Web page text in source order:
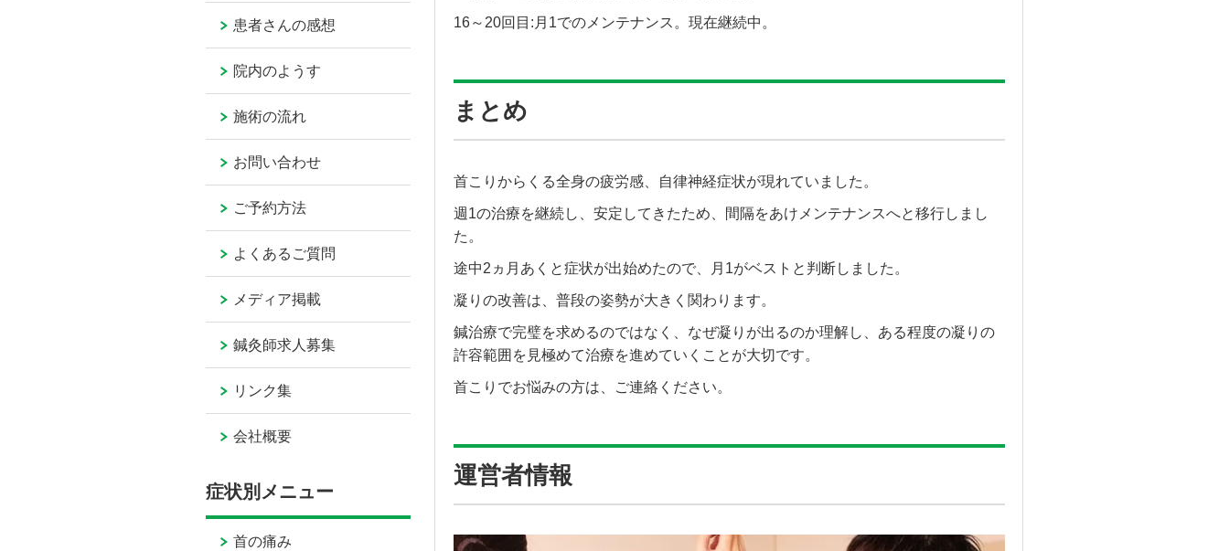
16～20回目:月1でのメンテナンス。現在継続中。
まとめ
首こりからくる全身の疲労感、自律神経症状が現れていました。
週1の治療を継続し、安定してきたため、間隔をあけメンテナンスへと移行しまし
た。
途中2ヵ月あくと症状が出始めたので、月1がベストと判断しました。
凝りの改善は、普段の姿勢が大きく関わります。
鍼治療で完璧を求めるのではなく、なぜ凝りが出るのか理解し、ある程度の凝りの
許容範囲を見極めて治療を進めていくことが大切です。
首こりでお悩みの方は、ご連絡ください。
運営者情報
患者さんの感想
院内のようす
施術の流れ
お問い合わせ
ご予約方法
よくあるご質問
メディア掲載
鍼灸師求人募集
リンク集
会社概要
症状別メニュー
首の痛み